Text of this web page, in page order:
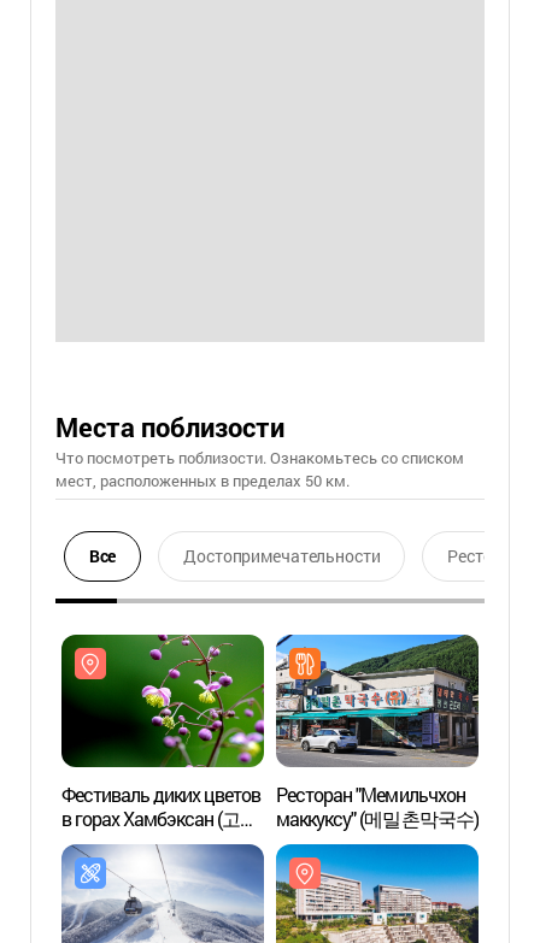
Места поблизости
Что посмотреть поблизости. Ознакомьтесь со списком
мест, расположенных в пределах 50 км.
Все Достопримечательности Ресторан
Фестиваль диких цветов
в горах Хамбэксан (고한
함백산 야생화축제)
Ресторан "Мемильчхон
маккуксу" (메밀촌막국수)